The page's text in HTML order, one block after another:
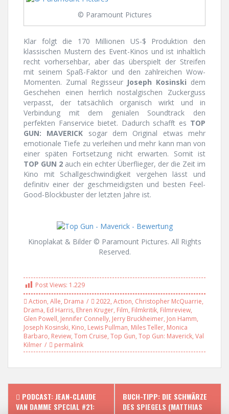
© Paramount Pictures
Klar folgt die 170 Millionen US-$ Produktion den
klassischen Mustern des Event-Kinos und ist inhaltlich
recht vorhersehbar, aber das überspielt der Streifen
mit seinem Spaß-Faktor und den zahlreichen Wow-
Momenten. Zumal Regisseur Joseph Kosinski dem
Geschehen einen herrlich nostalgischen Zuckerguss
verpasst, der tatsächlich organisch wirkt und in
Verbindung mit dem genialen Soundtrack den
perfekten Fanservice bietet. Dadurch schafft es TOP
GUN: MAVERICK sogar dem Original etwas mehr
emotionale Tiefe zu verleihen und mehr kann man von
einer späten Fortsetzung nicht erwarten. Somit ist
TOP GUN 2 auch ein echter Überflieger, der die Zeit im
Kino mit Schallgeschwindigkeit vergehen lässt und
definitiv einer der geschmeidigsten und besten Feel-
Good-Blockbuster der letzten Jahre ist.
Kinoplakat & Bilder © Paramount Pictures. All Rights
Reserved.
Post Views: 1.229
Action, Alle, Drama 2022, Action, Christopher McQuarrie,
Drama, Ed Harris, Ehren Kruger, Film, Filmkritik, Filmreview,
Glen Powell, Jennifer Connelly, Jerry Bruckheimer, Jon Hamm,
Joseph Kosinski, Kino, Lewis Pullman, Miles Teller, Monica
Barbaro, Review, Tom Cruise, Top Gun, Top Gun: Maverick, Val
Kilmer
permalink
P PODCAST: JEAN-CLAUDE
VAN DAMME SPECIAL #21:
BUCH-TIPP: DIE SCHWÄRZE
DES SPIEGELS (MATTHIAS